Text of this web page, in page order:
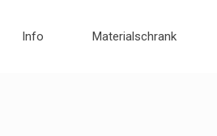
Info Materialschrank